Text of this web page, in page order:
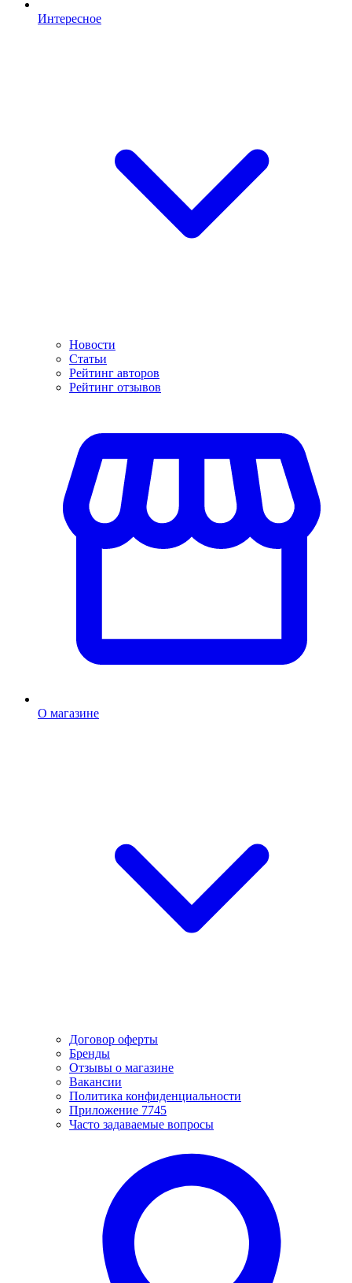
Интересное
Новости
Статьи
Рейтинг авторов
Рейтинг отзывов
О магазине
Договор оферты
Бренды
Отзывы о магазине
Вакансии
Политика конфиденциальности
Приложение 7745
Часто задаваемые вопросы